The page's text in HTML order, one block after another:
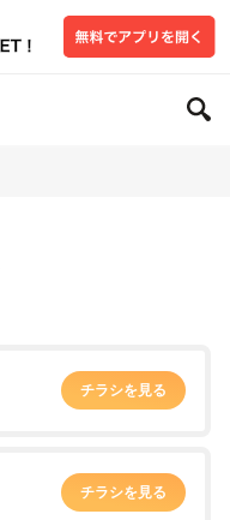
チラシを見る
チラシを見る